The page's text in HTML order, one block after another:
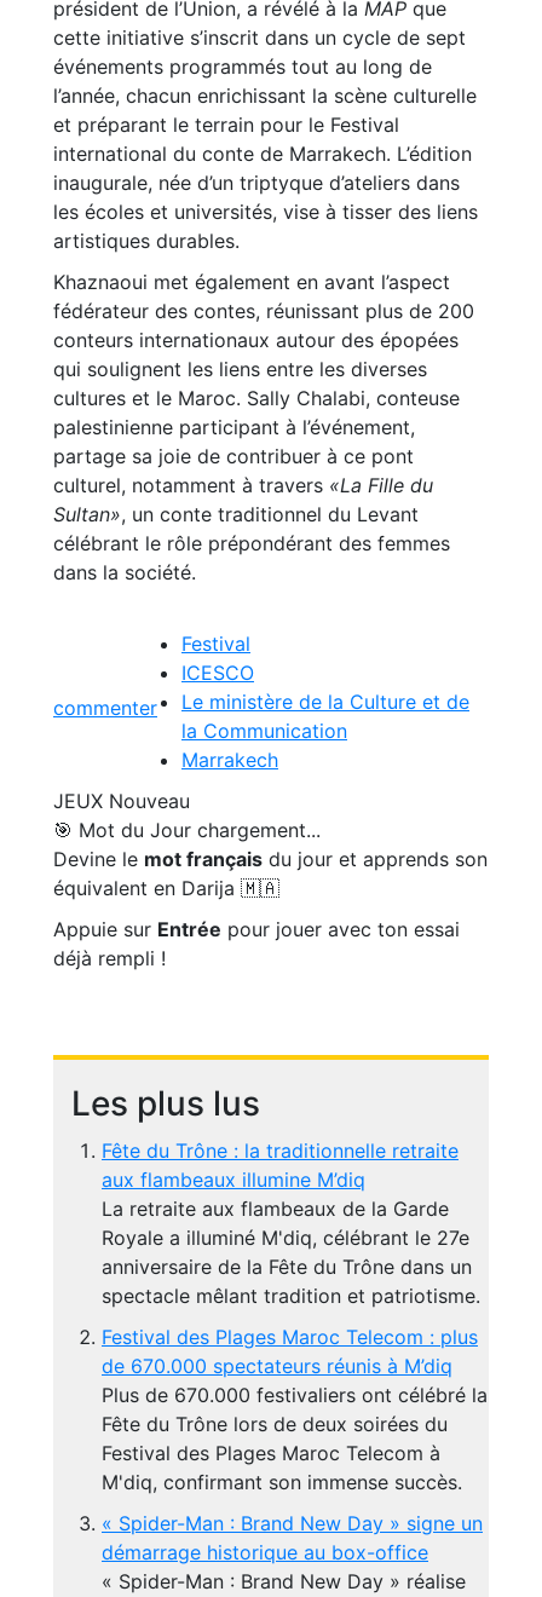
président de l’Union, a révélé à la MAP que
cette initiative s’inscrit dans un cycle de sept
événements programmés tout au long de
l’année, chacun enrichissant la scène culturelle
et préparant le terrain pour le Festival
international du conte de Marrakech. L’édition
inaugurale, née d’un triptyque d’ateliers dans
les écoles et universités, vise à tisser des liens
artistiques durables.
Khaznaoui met également en avant l’aspect
fédérateur des contes, réunissant plus de 200
conteurs internationaux autour des épopées
qui soulignent les liens entre les diverses
cultures et le Maroc. Sally Chalabi, conteuse
palestinienne participant à l’événement,
partage sa joie de contribuer à ce pont
culturel, notamment à travers «La Fille du
Sultan», un conte traditionnel du Levant
célébrant le rôle prépondérant des femmes
dans la société.
commenter
Festival
ICESCO
Le ministère de la Culture et de
la Communication
Marrakech
JEUX Nouveau
🎯 Mot du Jour chargement...
Devine le mot français du jour et apprends son
équivalent en Darija 🇲🇦
Appuie sur Entrée pour jouer avec ton essai
déjà rempli !
Les plus lus
Fête du Trône : la traditionnelle retraite
aux flambeaux illumine M’diq
La retraite aux flambeaux de la Garde
Royale a illuminé M'diq, célébrant le 27e
anniversaire de la Fête du Trône dans un
spectacle mêlant tradition et patriotisme.
Festival des Plages Maroc Telecom : plus
de 670.000 spectateurs réunis à M’diq
Plus de 670.000 festivaliers ont célébré la
Fête du Trône lors de deux soirées du
Festival des Plages Maroc Telecom à
M'diq, confirmant son immense succès.
« Spider-Man : Brand New Day » signe un
démarrage historique au box-office
« Spider-Man : Brand New Day » réalise